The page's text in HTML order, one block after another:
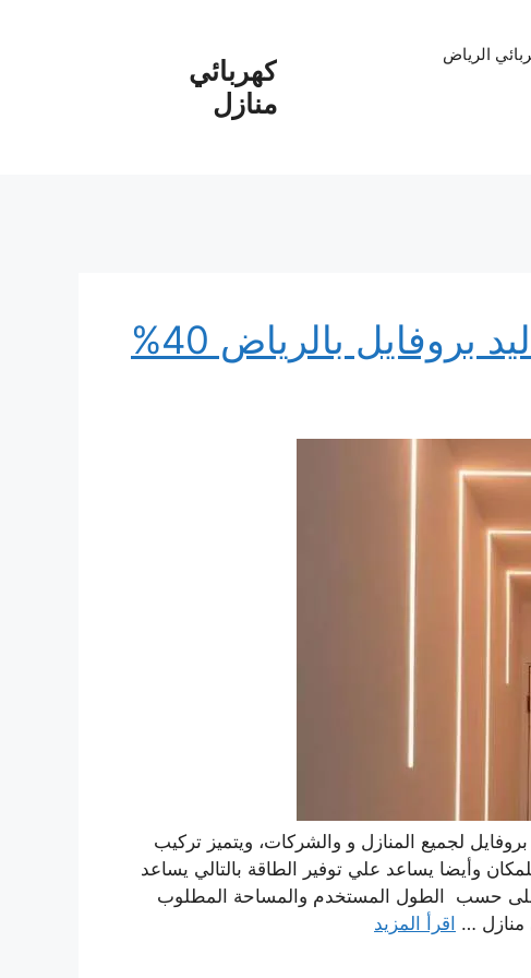
كهربائي
منازل
الرياض
تركيب لمبات ليد وتركيب ليد بروفايل بالرياض 40%
لجميع المنازل و والشركات، ويتميز تركيب
وأيضا يساعد علي توفير الطاقة بالتالي يساعد
على حسب الطول المستخدم والمساحة المطلوب
منازل … اقرأ المزيد